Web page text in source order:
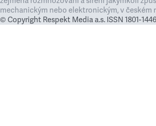
mechanickým nebo elektronickým, v českém
© Copyright Respekt Media a.s. ISSN 1801-1446